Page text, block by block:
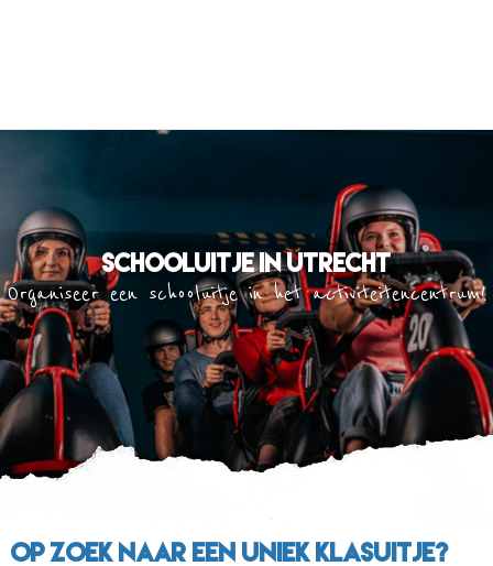
Schooluitje in Utrecht
Organiseer een schooluitje in het activiteitencentrum!
Op zoek naar een uniek klasuitje?